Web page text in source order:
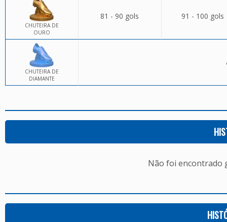
CHUTEIRA DE
OURO
81 - 90 gols 91 - 100 gols
CHUTEIRA DE
DIAMANTE
Não foi encontrado